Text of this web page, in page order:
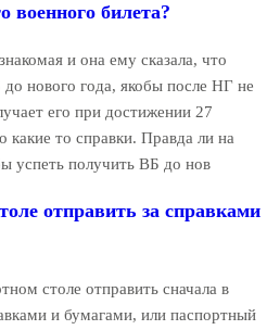
военного билета?
и она ему сказала, что
нового года, якобы после НГ не
его при достижении 27
какие то справки. Правда ли на
успеть получить ВБ до нов
отправить за справками
столе отправить сначала в
и бумагами, или паспортный